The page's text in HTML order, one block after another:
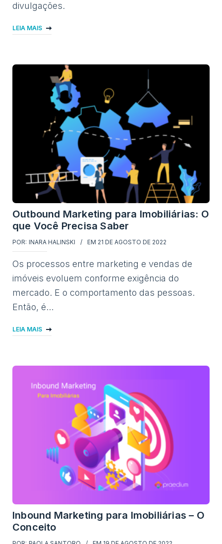
divulgações.
LEIA MAIS
Outbound Marketing para Imobiliárias: O
que Você Precisa Saber
POR: INARA HALINSKI EM 21 DE AGOSTO DE 2022
Os processos entre marketing e vendas de
imóveis evoluem conforme exigência do
mercado. E o comportamento das pessoas.
Então, é…
LEIA MAIS
Inbound Marketing para Imobiliárias – O
Conceito